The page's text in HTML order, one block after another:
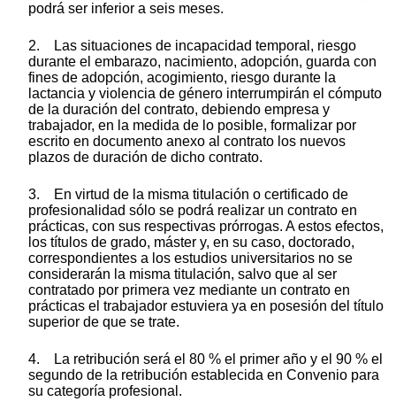
podrá ser inferior a seis meses.
2. Las situaciones de incapacidad temporal, riesgo
durante el embarazo, nacimiento, adopción, guarda con
fines de adopción, acogimiento, riesgo durante la
lactancia y violencia de género interrumpirán el cómputo
de la duración del contrato, debiendo empresa y
trabajador, en la medida de lo posible, formalizar por
escrito en documento anexo al contrato los nuevos
plazos de duración de dicho contrato.
3. En virtud de la misma titulación o certificado de
profesionalidad sólo se podrá realizar un contrato en
prácticas, con sus respectivas prórrogas. A estos efectos,
los títulos de grado, máster y, en su caso, doctorado,
correspondientes a los estudios universitarios no se
considerarán la misma titulación, salvo que al ser
contratado por primera vez mediante un contrato en
prácticas el trabajador estuviera ya en posesión del título
superior de que se trate.
4. La retribución será el 80 % el primer año y el 90 % el
segundo de la retribución establecida en Convenio para
su categoría profesional.